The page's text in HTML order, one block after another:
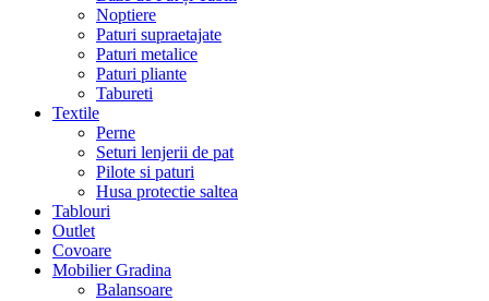
Noptiere
Paturi supraetajate
Paturi metalice
Paturi pliante
Tabureti
Textile
Perne
Seturi lenjerii de pat
Pilote si paturi
Husa protectie saltea
Tablouri
Outlet
Covoare
Mobilier Gradina
Balansoare